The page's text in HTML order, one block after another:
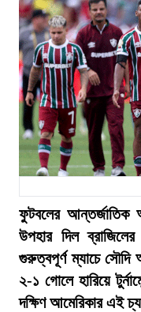
ফুটবলের আন্তর্জাতিক
উপহার দিল
গুরুত্বপূর্ণ ম্যাচে
২-১ গোলে হারিয়ে
দক্ষিণ আমেরিকার এই